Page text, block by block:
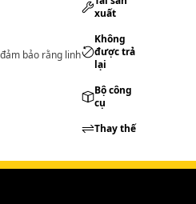
bảo rằng linh
xuất
Không
được trả
lại
Bộ công
cụ
Thay thế